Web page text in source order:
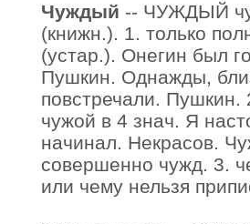
Чуждый -- ЧУЖДЫЙ
(книжн.). 1. только
(устар.). Онегин был
Пушкин. Однажды,
повстречали. Пушкин.
чужой в 4 знач. Я
начинал. Некрасов.
совершенно чужд. 3.
или чему нельзя